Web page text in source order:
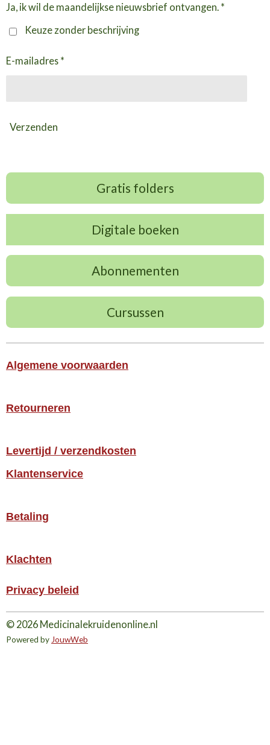
Ja, ik wil de maandelijkse nieuwsbrief ontvangen. *
Keuze zonder beschrijving
E-mailadres *
Verzenden
Gratis folders
Digitale boeken
Abonnementen
Cursussen
Algemene voorwaarden
Retourneren
Levertijd / verzendkosten
Klantenservice
Betaling
Klachten
Privacy beleid
© 2026 Medicinalekruidenonline.nl
Powered byJouwWeb